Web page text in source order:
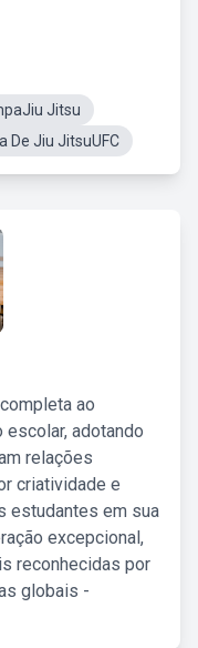
Jitsu
De Jiu JitsuUFC
ao
adotando
relações
criatividade e
estudantes em sua
excepcional,
reconhecidas por
globais -